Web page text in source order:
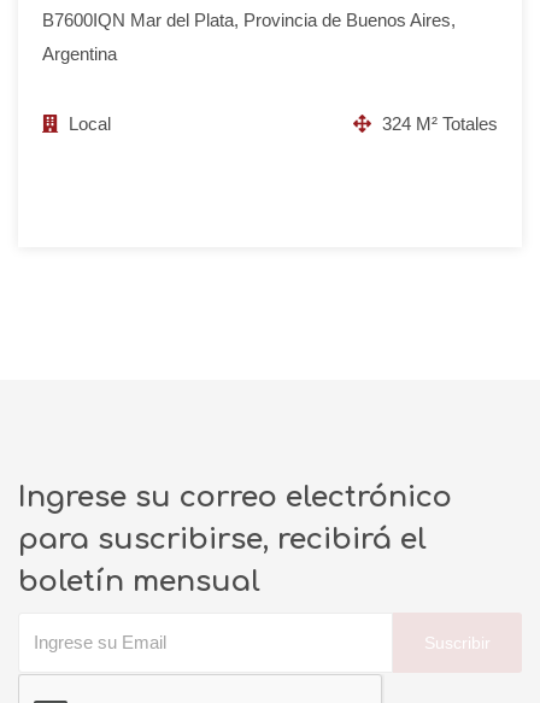
B7600IQN Mar del Plata, Provincia de Buenos Aires,
Argentina
Local 324 M² Totales
Ingrese su correo electrónico
para suscribirse, recibirá el
boletín mensual
Suscribir